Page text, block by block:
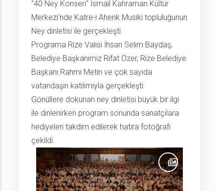
"40 Ney Konseri" İsmail Kahraman Kültür
Merkezi'nde Katre-i Ahenk Musiki topluluğunun
Ney dinletisi ile gerçekleşti.
Programa Rize Valisi İhsan Selim Baydaş,
Belediye Başkanımız Rıfat Özer, Rize Belediye
Başkanı Rahmi Metin ve çok sayıda
vatandaşın katılımıyla gerçekleşti.
Gönüllere dokunan ney dinletisi büyük bir ilgi
ile dinlenirken program sonunda sanatçılara
hediyeleri takdim edilerek hatıra fotoğrafı
çekildi.